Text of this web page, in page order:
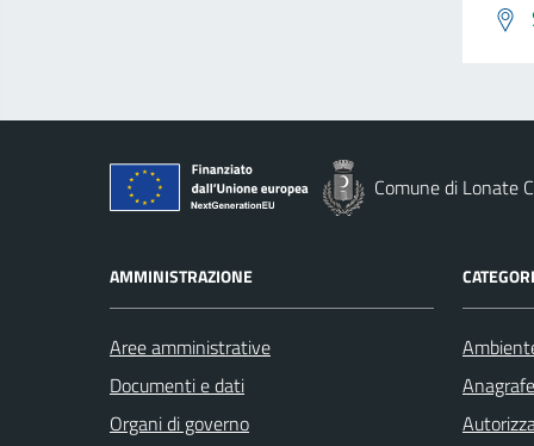
Comune di Lonate
AMMINISTRAZIONE
Aree amministrative
Documenti e dati
Organi di governo